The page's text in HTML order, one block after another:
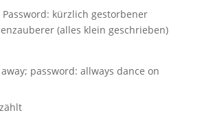
kürzlich gestorbener
(alles klein geschrieben)
password: allways dance on